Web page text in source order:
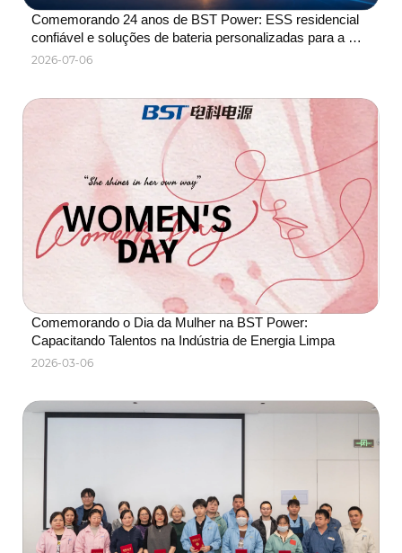
Comemorando 24 anos de BST Power: ESS residencial
confiável e soluções de bateria personalizadas para a
Europa e América do Norte
2026-07-06
Comemorando o Dia da Mulher na BST Power:
Capacitando Talentos na Indústria de Energia Limpa
2026-03-06